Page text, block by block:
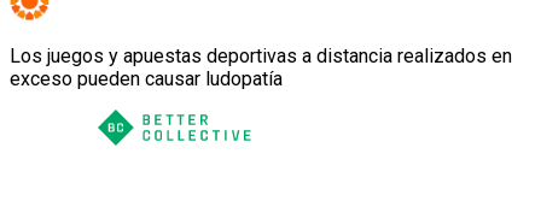
Los juegos y apuestas deportivas a distancia realizados en
exceso pueden causar ludopatía